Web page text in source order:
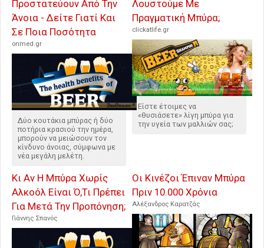
Προστατεύουν Από Την
Άνοια - Δείτε Γιατί Και
Σε Ποια Ποσότητα
onmed.gr
Δύο κουτάκια μπύρας ή δύο
ποτήρια κρασιού την ημέρα,
μπορούν να μειώσουν τον
κίνδυνο άνοιας, σύμφωνα με
νέα μεγάλη μελέτη.
Λουστούμε Με
Πραγματική Μπύρα;
clickatlife.gr
Είστε έτοιμες να
«θυσιάσετε» λίγη μπύρα για
την υγεία των μαλλιών σας;
Κι Αν Η Μπύρα Χωρίς
Αλκοόλ Είναι Ό,Τι Πρέπει
Για Μετά Την Προπόνηση;
Γιάννης Σπανός
Οι Κινέζοι Έπιναν Μπύρα
Πριν 10.000 Χρόνια
Αλέξανδρος Καρατζάς